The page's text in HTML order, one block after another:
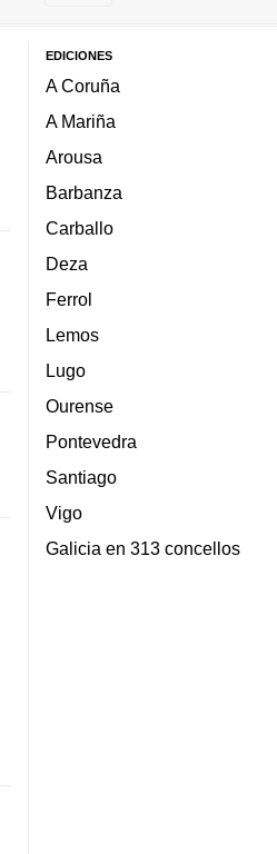
EDICIONES
A Coruña
A Mariña
Arousa
Barbanza
Carballo
Deza
Ferrol
Lemos
Lugo
Ourense
Pontevedra
Santiago
Vigo
Galicia en 313 concellos